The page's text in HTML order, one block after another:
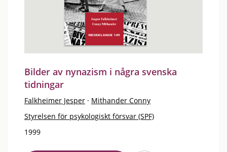
Bilder av nynazism i några svenska
tidningar
Falkheimer Jesper · Mithander Conny
Styrelsen för psykologiskt försvar (SPF)
1999